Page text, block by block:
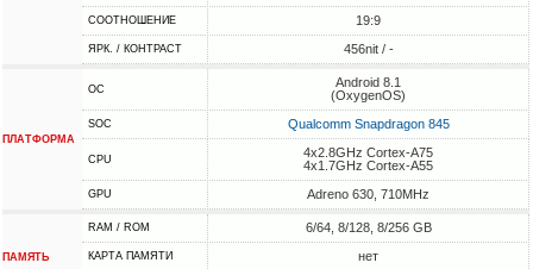
СООТНОШЕНИЕ 19:9
ЯРК. / КОНТРАСТ 456nit / -
ПЛАТФОРМА
ОС
Android 8.1
(OxygenOS)
SOC Qualcomm Snapdragon 845
CPU
4x2.8GHz Cortex-A75
4x1.7GHz Cortex-A55
GPU Adreno 630, 710MHz
ПАМЯТЬ
RAM / ROM 6/64, 8/128, 8/256 GB
КАРТА ПАМЯТИ нет